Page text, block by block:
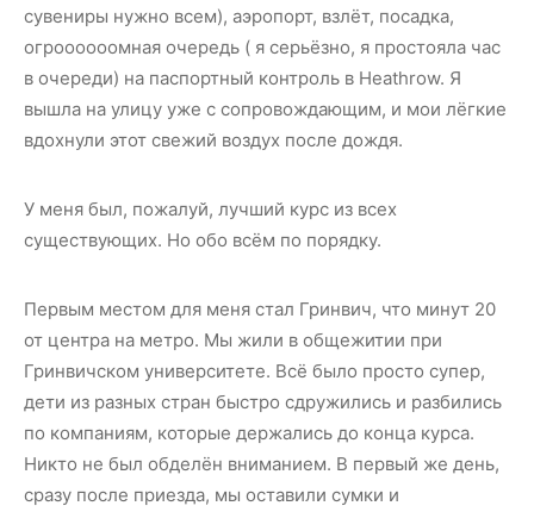
сувениры нужно всем), аэропорт, взлёт, посадка,
огроооооомная очередь ( я серьёзно, я простояла час
в очереди) на паспортный контроль в Heathrow. Я
вышла на улицу уже с сопровождающим, и мои лёгкие
вдохнули этот свежий воздух после дождя.
У меня был, пожалуй, лучший курс из всех
существующих. Но обо всём по порядку.
Первым местом для меня стал Гринвич, что минут 20
от центра на метро. Мы жили в общежитии при
Гринвичском университете. Всё было просто супер,
дети из разных стран быстро сдружились и разбились
по компаниям, которые держались до конца курса.
Никто не был обделён вниманием. В первый же день,
сразу после приезда, мы оставили сумки и